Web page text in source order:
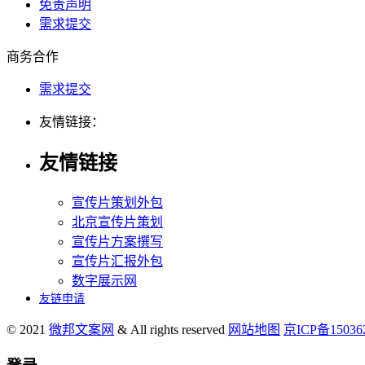
免责声明
需求提交
商务合作
需求提交
友情链接：
友情链接
宣传片策划外包
北京宣传片策划
宣传片方案撰写
宣传片汇报外包
数字展示网
友链申请
© 2021 微邦文案网 & All rights reserved 网站地图 京ICP备